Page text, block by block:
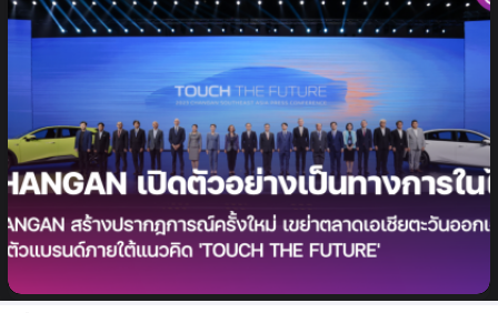
ปฏิวัติวงการยานยนต์! CHANGAN สร้างปรากฏการณ์
ครั้งใหม่ เขย่าตลาดเอเชียตะวันออกเฉียงใต้ เปิดตัวแบรนด์
ภายใต้แนวคิด ‘TOUCH THE FUTURE’